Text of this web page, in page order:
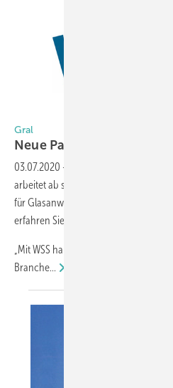
Gral
Neue Partnerschaft mit
03.07.2020 -
arbeitet ab sofort mit der Wilh.
für Glasanwendungen außerhalb des
erfahren Sie die Details zur neuen
„Mit WSS haben wir eines der
Branche...